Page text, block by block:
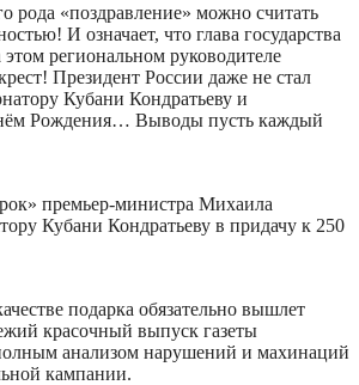
рода «поздравление» можно считать
И означает, что глава государства
этом региональном руководителе
Президент России даже не стал
Кубани Кондратьеву и
Рождения… Выводы пусть каждый
премьер-министра Михаила
Кубани Кондратьеву в придачу к 250
подарка обязательно вышлет
красочный выпуск газеты
анализом нарушений и махинаций
кампании.